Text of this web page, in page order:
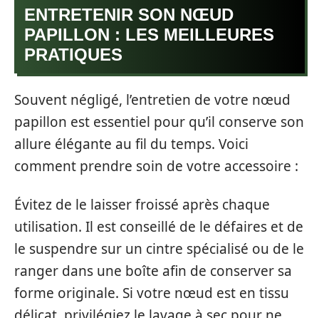
ENTRETENIR SON NŒUD
PAPILLON : LES MEILLEURES
PRATIQUES
Souvent négligé, l’entretien de votre nœud
papillon est essentiel pour qu’il conserve son
allure élégante au fil du temps. Voici
comment prendre soin de votre accessoire :
Évitez de le laisser froissé après chaque
utilisation. Il est conseillé de le défaires et de
le suspendre sur un cintre spécialisé ou de le
ranger dans une boîte afin de conserver sa
forme originale. Si votre nœud est en tissu